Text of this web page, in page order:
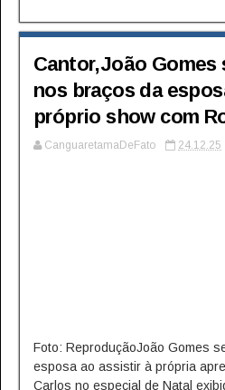
Cantor,João Gomes
nos braços da
próprio show com
CanguaretamaDeFato 24.12.25
Foto: ReproduçãoJoão Gomes
esposa ao assistir à própria
Carlos no especial de Natal